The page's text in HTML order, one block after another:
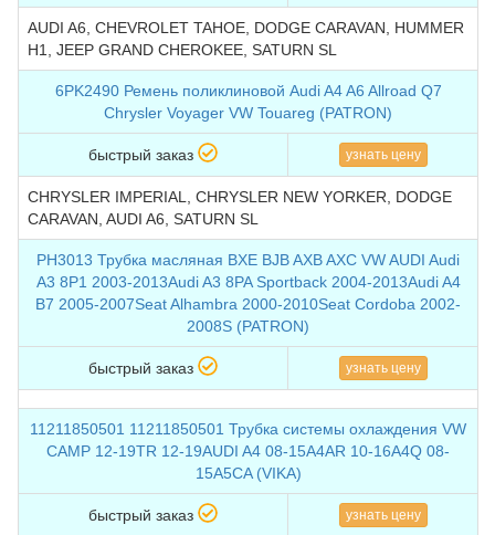
AUDI A6, CHEVROLET TAHOE, DODGE CARAVAN, HUMMER
H1, JEEP GRAND CHEROKEE, SATURN SL
6PK2490 Ремень поликлиновой Audi A4 A6 Allroad Q7
Chrysler Voyager VW Touareg (PATRON)
быстрый заказ узнать цену
CHRYSLER IMPERIAL, CHRYSLER NEW YORKER, DODGE
CARAVAN, AUDI A6, SATURN SL
PH3013 Трубка масляная BXE BJB AXB AXC VW AUDI Audi
A3 8P1 2003-2013Audi A3 8PA Sportback 2004-2013Audi A4
B7 2005-2007Seat Alhambra 2000-2010Seat Cordoba 2002-
2008S (PATRON)
быстрый заказ узнать цену
11211850501 11211850501 Трубка системы охлаждения VW
CAMP 12-19TR 12-19AUDI A4 08-15A4AR 10-16A4Q 08-
15A5CA (VIKA)
быстрый заказ узнать цену